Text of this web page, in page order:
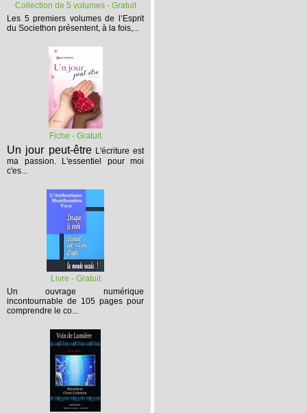
Collection de 5 volumes - Gratuit
Les 5 premiers volumesde l’Esprit
du Societhon présentent, à la fois,...
Fiche - Gratuit
Un jour peut-être L'écriture est
ma passion. L'essentiel pour moi
c'es...
Livre - Gratuit
Un ouvrage numérique
incontournable de 105 pages pour
comprendre le co...